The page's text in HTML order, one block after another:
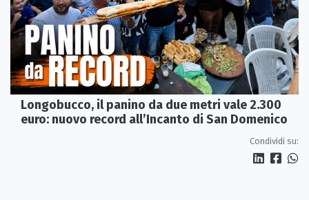
Longobucco, il panino da due metri vale 2.300
euro: nuovo record all’Incanto di San Domenico
Condividi su: